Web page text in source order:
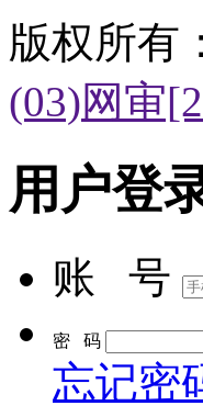
版权所有
(03)网审
用户登
账 号
密 码
忘记密